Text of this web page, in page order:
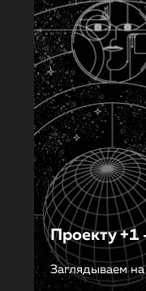
Проекту +1
Заглядываем